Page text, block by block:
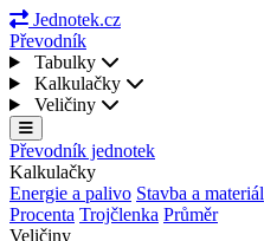
Jednotek.cz
Převodník
Tabulky
Kalkulačky
Veličiny
Převodník jednotek
Kalkulačky
Energie a palivo Stavba a materiál
Procenta Trojčlenka Průměr
Veličiny